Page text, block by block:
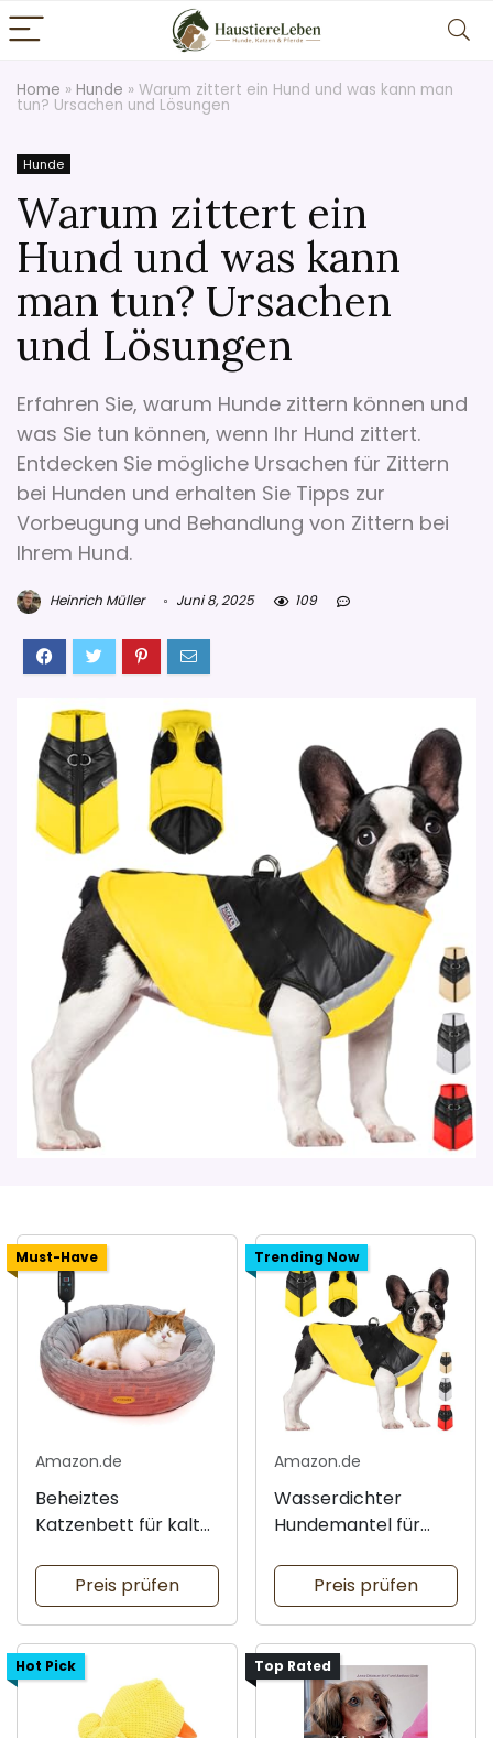
Home » Hunde » Warum zittert ein Hund und was kann man
tun? Ursachen und Lösungen
Hunde
Warum zittert ein
Hund und was kann
man tun? Ursachen
und Lösungen
Erfahren Sie, warum Hunde zittern können und
was Sie tun können, wenn Ihr Hund zittert.
Entdecken Sie mögliche Ursachen für Zittern
bei Hunden und erhalten Sie Tipps zur
Vorbeugung und Behandlung von Zittern bei
Ihrem Hund.
Heinrich Müller Juni 8, 2025 109
Must-Have
Amazon.de
Beheiztes
Katzenbett für kalte
Preis prüfen
Trending Now
Amazon.de
Wasserdichter
Hundemantel für
Preis prüfen
Hot Pick Top Rated